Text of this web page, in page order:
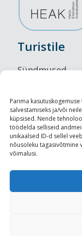
Parima
salvestamiseks ja/või
küpsised. Nende
töödelda selliseid
unikaalsed ID-d sellel
nõusoleku
võimalusi.
Turistile
Sündmused
Visit Tallinn
Harju-, Rapla-